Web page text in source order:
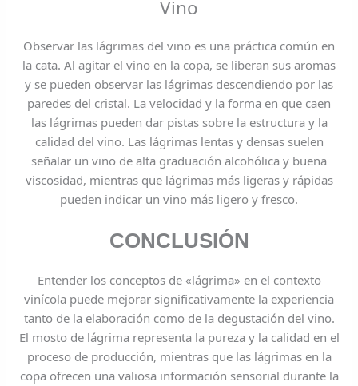
Vino
Observar las lágrimas del vino es una práctica común en
la cata. Al agitar el vino en la copa, se liberan sus aromas
y se pueden observar las lágrimas descendiendo por las
paredes del cristal. La velocidad y la forma en que caen
las lágrimas pueden dar pistas sobre la estructura y la
calidad del vino. Las lágrimas lentas y densas suelen
señalar un vino de alta graduación alcohólica y buena
viscosidad, mientras que lágrimas más ligeras y rápidas
pueden indicar un vino más ligero y fresco.
CONCLUSIÓN
Entender los conceptos de «lágrima» en el contexto
vinícola puede mejorar significativamente la experiencia
tanto de la elaboración como de la degustación del vino.
El mosto de lágrima representa la pureza y la calidad en el
proceso de producción, mientras que las lágrimas en la
copa ofrecen una valiosa información sensorial durante la